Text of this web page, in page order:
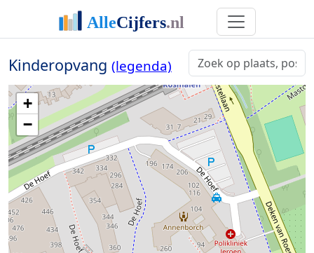
Kinderopvang (legenda)
+
−